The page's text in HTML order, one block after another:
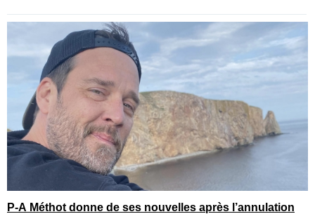
P-A Méthot donne de ses nouvelles après l’annulation